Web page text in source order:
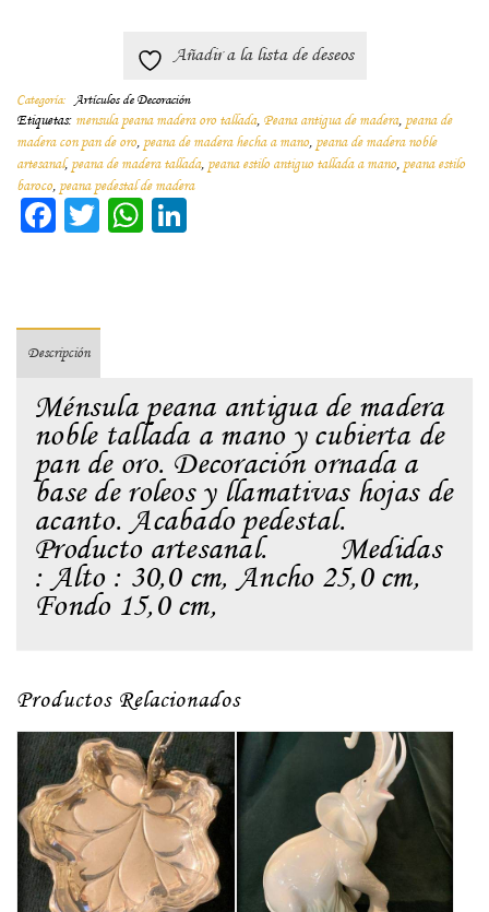
Añadir a la lista de deseos
Categoría: Artículos de Decoración
Etiquetas: mensula peana madera oro tallada, Peana antigua de madera, peana de
madera con pan de oro, peana de madera hecha a mano, peana de madera noble
artesanal, peana de madera tallada, peana estilo antiguo tallada a mano, peana estilo
baroco, peana pedestal de madera
Facebook
TwitterWhatsApp
Descripción
Ménsula peana antigua de madera
noble tallada a mano y cubierta de
pan de oro. Decoración ornada a
base de roleos y llamativas hojas de
acanto. Acabado pedestal.
Producto artesanal. Medidas
: Alto : 30,0 cm, Ancho 25,0 cm,
Fondo 15,0 cm,
Productos Relacionados